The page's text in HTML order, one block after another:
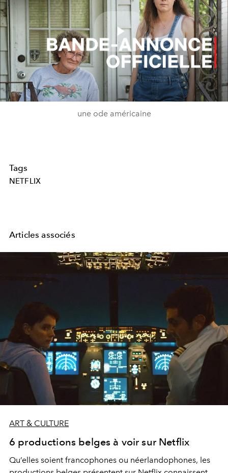
Play
Video
une ode américaine
Tags
NETFLIX
Articles associés
ART & CULTURE
6 productions belges à voir sur Netflix
Qu’elles soient francophones ou néerlandophones, les